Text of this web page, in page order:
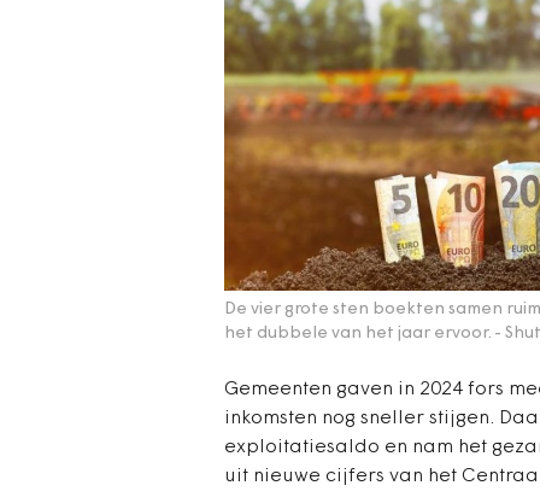
De vier grote sten boekten samen
het dubbele van het jaar ervoor. -
Gemeenten gaven in 2024 fors
inkomsten nog sneller stijgen.
exploitatiesaldo en nam het
uit nieuwe cijfers van het